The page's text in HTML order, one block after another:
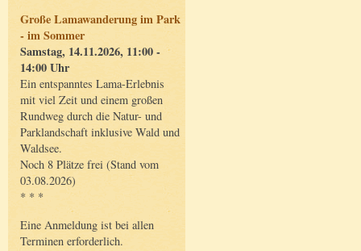
Große Lamawanderung im Park
- im Sommer
Samstag, 14.11.2026, 11:00 -
14:00 Uhr
Ein entspanntes Lama-Erlebnis
mit viel Zeit und einem großen
Rundweg durch die Natur- und
Parklandschaft inklusive Wald und
Waldsee.
Noch 8 Plätze frei (Stand vom
03.08.2026)
* * *
Eine Anmeldung ist bei allen
Terminen erforderlich.